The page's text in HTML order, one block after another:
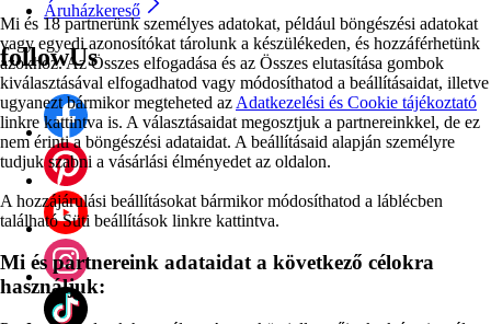
Mi és 18 partnerünk személyes adatokat, például böngészési adatokat
vagy egyedi azonosítókat tárolunk a készülékeden, és hozzáférhetünk
azokhoz. Az Összes elfogadása és az Összes elutasítása gombok
kiválasztásával elfogadhatod vagy módosíthatod a beállításaidat, illetve
ugyanezt bármikor megteheted az Adatkezelési és Cookie tájékoztató
linkre kattintva is. A választásaidat megosztjuk a partnereinkkel, de ez
nem érinti a böngészési adataidat. A beállításaid alapján személyre
tudjuk szabni a vásárlási élményedet az oldalon.
A hozzájárulási beállításokat bármikor módosíthatod a láblécben
található Süti beállítások linkre kattintva.
Mi és partnereink adataidat a következő célokra
használjuk:
Áruházkereső
followUs